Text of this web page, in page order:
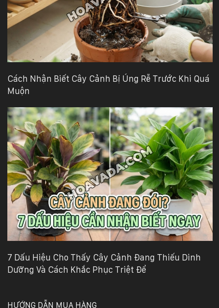
Cách Nhận Biết Cây Cảnh Bị Úng Rễ Trước Khi Quá
Muộn
7 Dấu Hiệu Cho Thấy Cây Cảnh Đang Thiếu Dinh
Dưỡng Và Cách Khắc Phục Triệt Để
HƯỚNG DẪN MUA HÀNG